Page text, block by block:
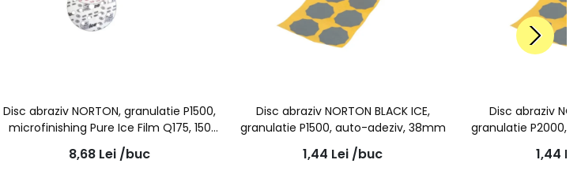
Disc abraziv NORTON, granulatie P1500,
microfinishing Pure Ice Film Q175, 150
mm, 15 gauri
8,68 Lei /buc
Disc abraziv NORTON BLACK ICE,
granulatie P1500, auto-adeziv, 38mm
1,44 Lei /buc
Disc abraziv
granulatie P2000,
1,44